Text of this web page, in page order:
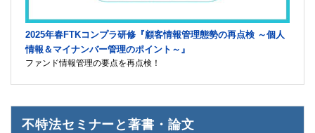
2025年春FTKコンプラ研修『顧客情報管理態勢の再点検 ～個人
情報＆マイナンバー管理のポイント～』
ファンド情報管理の要点を再点検！
不特法セミナーと著書・論文